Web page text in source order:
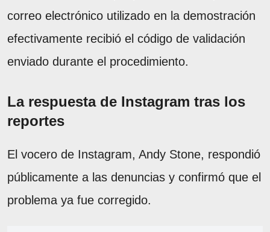
correo electrónico utilizado en la demostración
efectivamente recibió el código de validación
enviado durante el procedimiento.
La respuesta de Instagram tras los
reportes
El vocero de Instagram, Andy Stone, respondió
públicamente a las denuncias y confirmó que el
problema ya fue corregido.